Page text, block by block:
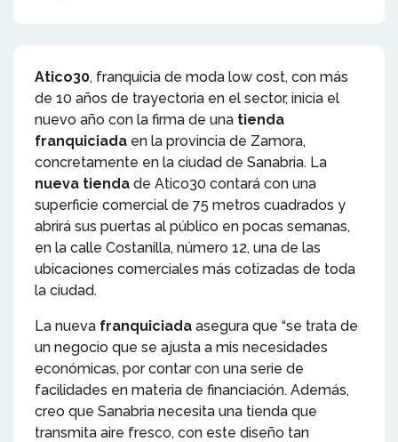
Atico30, franquicia de moda low cost, con más
de 10 años de trayectoria en el sector, inicia el
nuevo año con la firma de una tienda
franquiciada en la provincia de Zamora,
concretamente en la ciudad de Sanabria. La
nueva tienda de Atico30 contará con una
superficie comercial de 75 metros cuadrados y
abrirá sus puertas al público en pocas semanas,
en la calle Costanilla, número 12, una de las
ubicaciones comerciales más cotizadas de toda
la ciudad.
La nueva franquiciada asegura que “se trata de
un negocio que se ajusta a mis necesidades
económicas, por contar con una serie de
facilidades en materia de financiación. Además,
creo que Sanabria necesita una tienda que
transmita aire fresco, con este diseño tan